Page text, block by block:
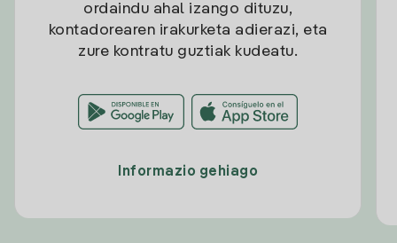
ordaindu ahal izango dituzu,
kontadorearen irakurketa adierazi, eta
zure kontratu guztiak kudeatu.
Informazio gehiago